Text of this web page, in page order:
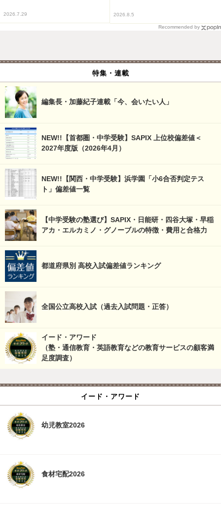
2026.7.29 2026.8.5
Recommended by
特集・連載
編集長・加藤紀子連載「今、会いたい人」
NEW!!【首都圏・中学受験】SAPIX 上位校偏差値＜
2027年度版（2026年4月）
NEW!!【関西・中学受験】浜学園「小6合否判定テス
ト」偏差値一覧
【中学受験の塾選び】SAPIX・日能研・四谷大塚・早稲
アカ・エルカミノ・グノーブルの特徴・費用と合格力
都道府県別 高校入試偏差値ランキング
全国公立高校入試（過去入試問題・正答）
イード・アワード
（塾・通信教育・英語教育などの教育サービスの顧客満
足度調査）
イード・アワード
幼児教室2026
食材宅配2026